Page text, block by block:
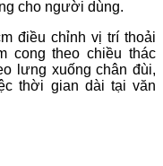
cho người dùng.
điều chỉnh vị trí thoải
cong theo chiều thác
lưng xuống chân đùi,
thời gian dài tại văn